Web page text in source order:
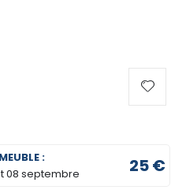
:
08 septembre 25 €